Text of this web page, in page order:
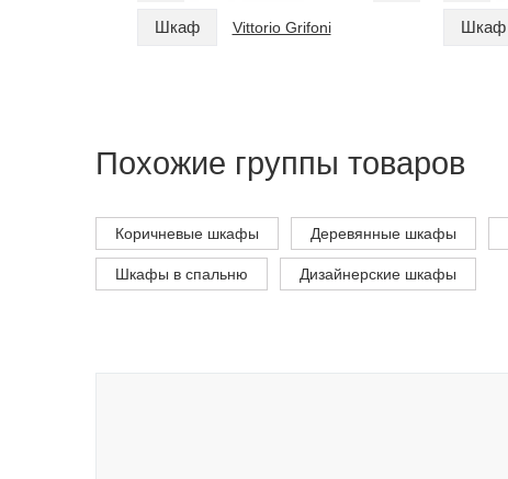
Шкаф Vittorio Grifoni Шкаф
Похожие группы товаров
Коричневые шкафы Деревянные шкафы
Шкафы в спальню Дизайнерские шкафы